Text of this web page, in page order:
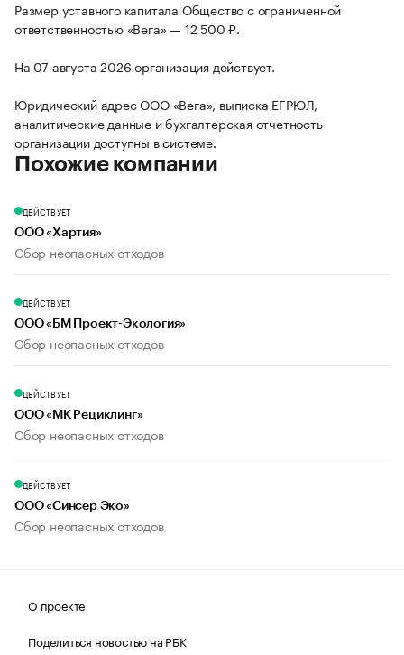
Размер уставного капитала Общество с ограниченной
ответственностью «Вега» — 12 500 ₽.
На 07 августа 2026 организация действует.
Юридический адрес ООО «Вега», выписка ЕГРЮЛ,
аналитические данные и бухгалтерская отчетность
организации доступны в системе.
Похожие компании
ДЕЙСТВУЕТ
ООО «Хартия»
Сбор неопасных отходов
ДЕЙСТВУЕТ
ООО «БМ Проект-Экология»
Сбор неопасных отходов
ДЕЙСТВУЕТ
ООО «МК Рециклинг»
Сбор неопасных отходов
ДЕЙСТВУЕТ
ООО «Синсер Эко»
Сбор неопасных отходов
О проекте
Поделиться новостью на РБК